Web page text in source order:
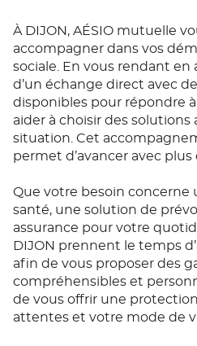
À DIJON, AÉSIO mutuelle
accompagner dans vos
sociale. En vous rendant en
d’un échange direct avec
disponibles pour répondre
aider à choisir des solutions
situation. Cet
permet d’avancer avec
Que votre besoin concerne
santé, une solution de
assurance pour votre
DIJON prennent le temps
afin de vous proposer des
compréhensibles et
de vous offrir une
attentes et votre mode de